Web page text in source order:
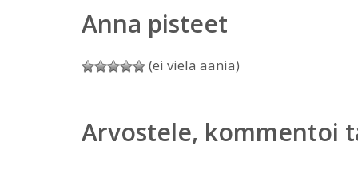
Anna pisteet
(ei vielä ääniä)
Arvostele, kommentoi